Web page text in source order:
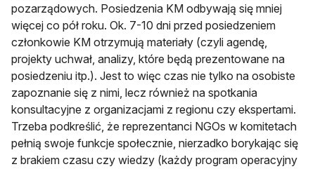
pozarządowych. Posiedzenia KM odbywają się mniej
więcej co pół roku. Ok. 7-10 dni przed posiedzeniem
członkowie KM otrzymują materiały (czyli agendę,
projekty uchwał, analizy, które będą prezentowane na
posiedzeniu itp.). Jest to więc czas nie tylko na osobiste
zapoznanie się z nimi, lecz również na spotkania
konsultacyjne z organizacjami z regionu czy ekspertami.
Trzeba podkreślić, że reprezentanci NGOs w komitetach
pełnią swoje funkcje społecznie, nierzadko borykając się
z brakiem czasu czy wiedzy (każdy program operacyjny